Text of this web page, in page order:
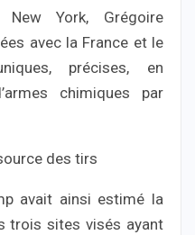
York, Grégoire
avec la France et le
précises, en
chimiques par
des tirs
avait ainsi estimé la
trois sites visés ayant